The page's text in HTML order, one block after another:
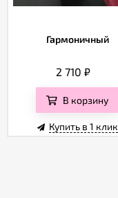
Гармоничный
2 710₽
В корзину
Купить в 1 клик